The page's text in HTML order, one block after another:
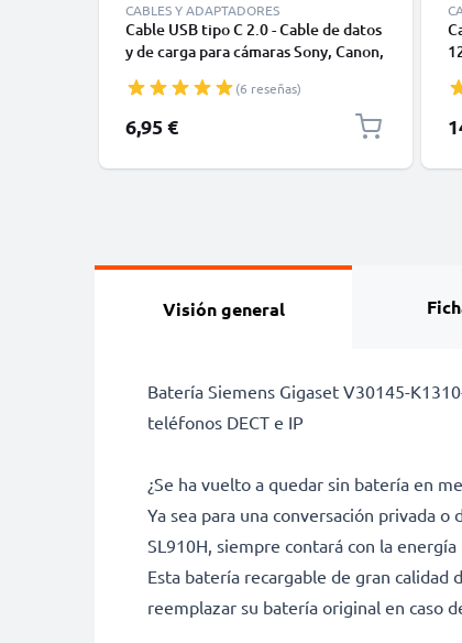
CABLES Y ADAPTADORES
Cable USB tipo C 2.0 - Cable de datos
y de carga para cámaras Sony, Canon,
Moto Z, Huawei, Xiaomi - 1,0m Cable
cargador USB tipo C
(6 reseñas)
6,95 €
Visión general
Batería Siemens Gigaset V30145-
teléfonos DECT e IP
¿Se ha vuelto a quedar sin batería en
Ya sea para una conversación privada
SL910H, siempre contará con la
Esta batería recargable de gran
reemplazar su batería original en caso